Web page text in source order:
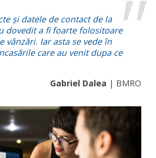
și datele de contact de la
dovedit a fi foarte folositoare
Iar asta se vede în
care au venit dupa ce
Gabriel Dalea | BMRO